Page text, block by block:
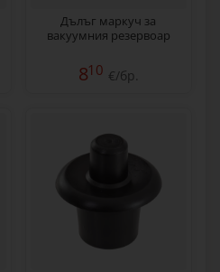
Дълъг маркуч за
вакуумния резервоар
810 €/бр.